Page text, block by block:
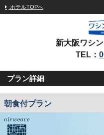
ホテルTOPへ
新大阪ワシ
TEL：
プラン詳細
朝食付プラン